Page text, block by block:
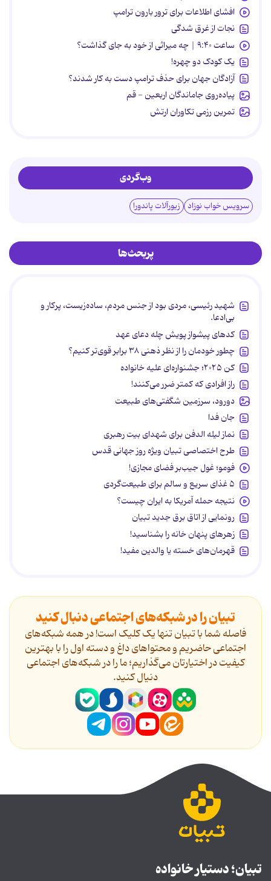
افشای اطلاعات برای ترور بارون ترامپ
نجات از غرق شدگی
ساعت ۹:۴۰ | چه میراثی از خود به جای گذاشت؟
یک کودک دو چهره!
آزادگان جهان برای حذف ترامپ دست به کار شدند؟
پیاده‌روی جاماندگان اربعین - قم
تمرین رزمی تکاوران ارتش
وب‌گردی
سرویس خواب نوزاد زیورآلات پاندورا
پربحث‌ها
شهید رئیسی، مردی بود از جنس مردم، ساده‌زیست، پرکار و
بی‌ادعا.
کدهای پیشواز پویش چله دعای عهد
چطور خودمان را از نظر ذهنی ۳۸ برابر قوی‌تر کنیم؟
کن ۲۰۲۵؛ جشنواره‌ای علیه خانواده
راز افرادی که کمتر ضرر می‌کنند!
دورود، سرزمین شگفتی‌های طبیعت
جان فدا
نماز لیله الدفن برای شهدای بیت رهبری
طرح اختصاصی تبیان ویژه روز جهانی قدس
فومو؛ غول جیب‌بر فضای مجازی!
۵ غذای سریع و سالم برای طبیعت‌گردی
نتیجه حمله آمریکا به ایران چیست؟
رونمایی از اتاق برق جدید تبیان
زهرهای پنهان خانه را بشناسید!
قهرمان‌های خسته یا والدین مفید!
تبیان را در شبکه‌های اجتماعی دنبال کنید
فاصله شما با تبیان تنها یک کلیک است! در همه شبکه‌های
اجتماعی حاضریم و محتواهای داغ و دسته اول را با بهترین
کیفیت در اختیارتان می‌گذاریم؛ ما را در شبکه‌های اجتماعی
دنیال کنید.
تبیان؛ دستیار خانواده